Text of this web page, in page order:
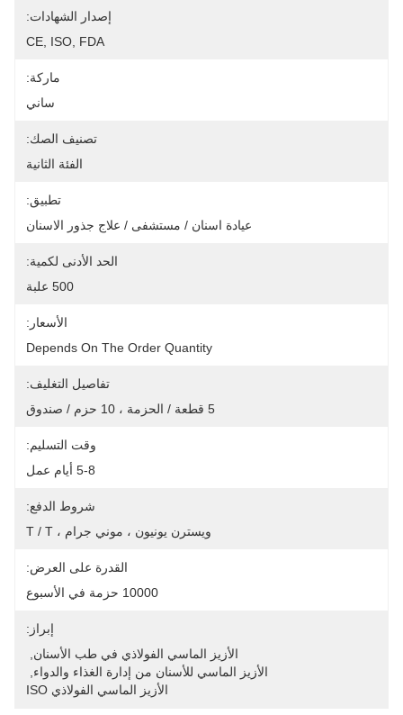
إصدار الشهادات:
CE, ISO, FDA
ماركة:
ساني
تصنيف الصك:
الفئة الثانية
تطبيق:
عيادة اسنان / مستشفى / علاج جذور الاسنان
الحد الأدنى لكمية:
500 علبة
الأسعار:
Depends On The Order Quantity
تفاصيل التغليف:
5 قطعة / الحزمة ، 10 حزم / صندوق
وقت التسليم:
5-8 أيام عمل
شروط الدفع:
ويسترن يونيون ، موني جرام ، T / T
القدرة على العرض:
10000 حزمة في الأسبوع
إبراز:
الأزيز الماسي الفولاذي في طب الأسنان
الأزيز الماسي للأسنان من إدارة الغذاء والدواء
الأزيز الماسي الفولاذي ISO